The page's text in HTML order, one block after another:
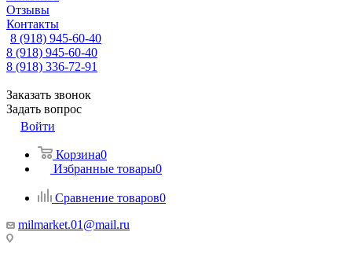
Отзывы
Контакты
8 (918) 945-60-40
8 (918) 945-60-40
8 (918) 336-72-91
Заказать звонок
Задать вопрос
Войти
Корзина0
Избранные товары0
Сравнение товаров0
milmarket.01@mail.ru